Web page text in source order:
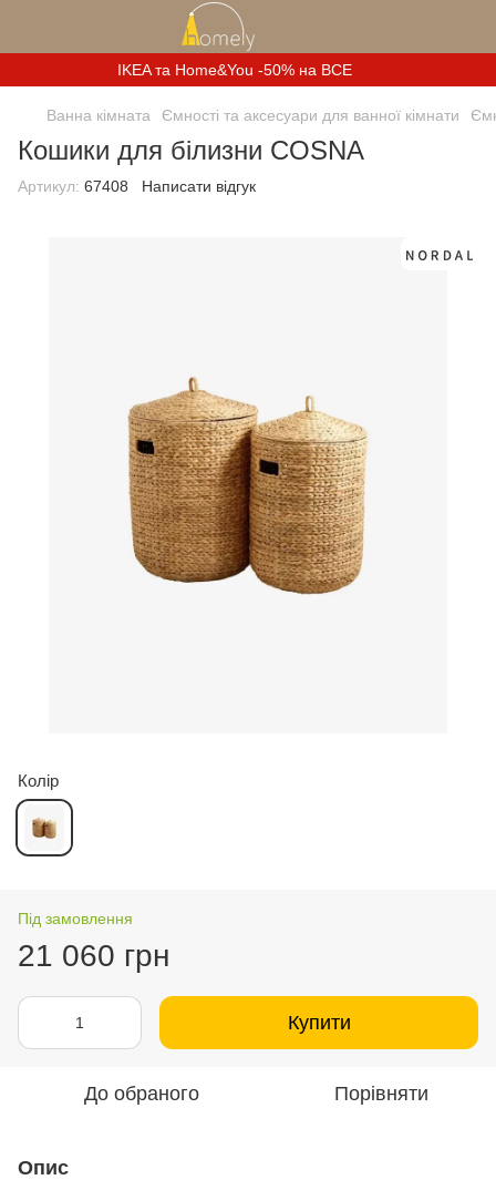
IKEA та Home&You -50% на ВСЕ
Ванна кімната Ємності та аксесуари для ванної кімнати
Кошики для білизни COSNA
Артикул: 67408 Написати відгук
Колір
Під замовлення
21 060 грн
Купити
До обраного Порівняти
Опис